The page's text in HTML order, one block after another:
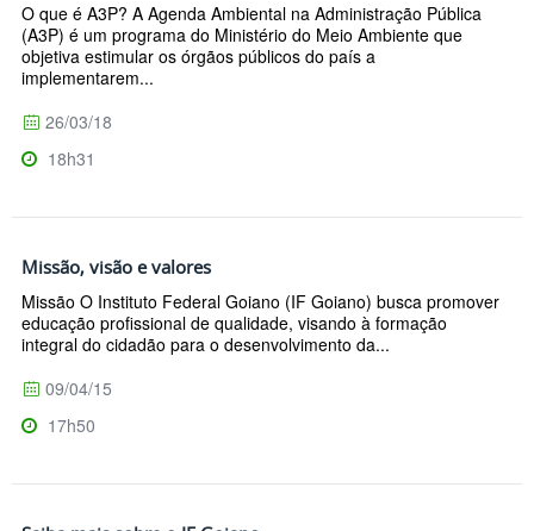
O que é A3P? A Agenda Ambiental na Administração Pública
(A3P) é um programa do Ministério do Meio Ambiente que
objetiva estimular os órgãos públicos do país a
implementarem...
26/03/18
18h31
Missão, visão e valores
Missão O Instituto Federal Goiano (IF Goiano) busca promover
educação profissional de qualidade, visando à formação
integral do cidadão para o desenvolvimento da...
09/04/15
17h50